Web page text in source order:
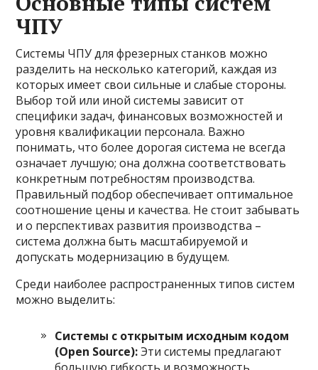
ЧПУ
Системы ЧПУ для фрезерных станков можно
разделить на несколько категорий, каждая из
которых имеет свои сильные и слабые стороны.
Выбор той или иной системы зависит от
специфики задач, финансовых возможностей и
уровня квалификации персонала. Важно
понимать, что более дорогая система не всегда
означает лучшую; она должна соответствовать
конкретным потребностям производства.
Правильный подбор обеспечивает оптимальное
соотношение цены и качества. Не стоит забывать
и о перспективах развития производства –
система должна быть масштабируемой и
допускать модернизацию в будущем.
Среди наиболее распространенных типов систем
можно выделить:
Системы с открытым исходным кодом
(Open Source):Эти системы предлагают